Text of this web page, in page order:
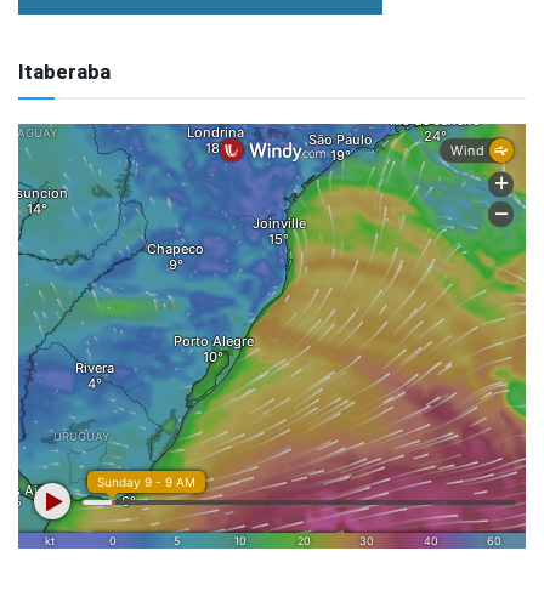
Itaberaba